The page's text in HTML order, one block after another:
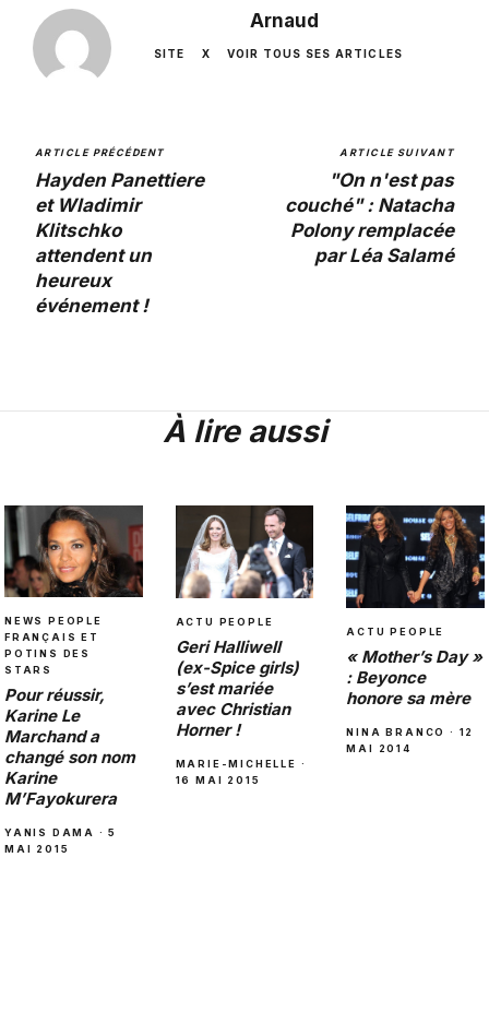
Arnaud
SITE X VOIR TOUS SES ARTICLES
ARTICLE PRÉCÉDENT
Hayden Panettiere
et Wladimir
Klitschko
attendent un
heureux
événement !
ARTICLE SUIVANT
"On n'est pas
couché" : Natacha
Polony remplacée
par Léa Salamé
À lire aussi
NEWS PEOPLE
FRANÇAIS ET
POTINS DES
STARS
Pour réussir,
Karine Le
Marchand a
changé son nom
Karine
M’Fayokurera
YANIS DAMA · 5
MAI 2015
ACTU PEOPLE
Geri Halliwell
(ex-Spice girls)
s’est mariée
avec Christian
Horner !
MARIE-MICHELLE ·
16 MAI 2015
ACTU PEOPLE
« Mother’s Day »
: Beyonce
honore sa mère
NINA BRANCO · 12
MAI 2014